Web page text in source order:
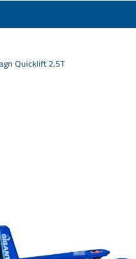
Quicklift 2,5T